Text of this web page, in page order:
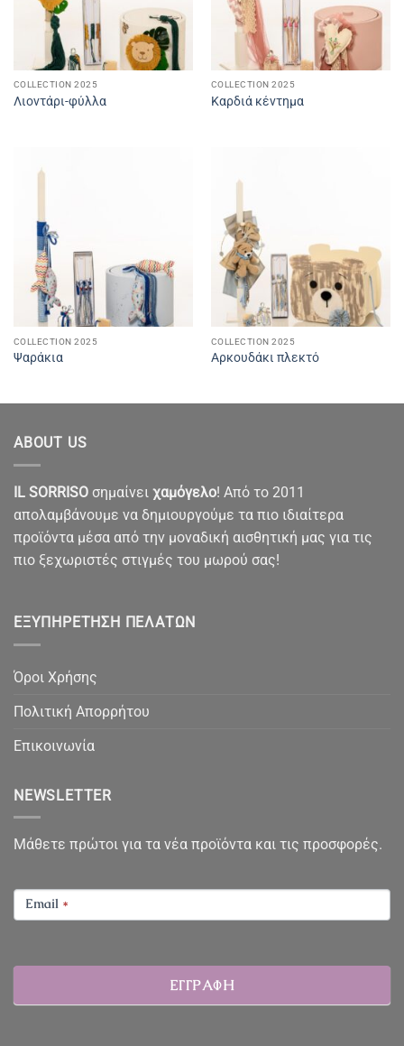
COLLECTION 2025
Λιοντάρι-φύλλα
COLLECTION 2025
Καρδιά κέντημα
COLLECTION 2025
Ψαράκια
COLLECTION 2025
Αρκουδάκι πλεκτό
ABOUT US
IL SORRISO σημαίνει χαμόγελο! Από το 2011
απολαμβάνουμε να δημιουργούμε τα πιο ιδιαίτερα
προϊόντα μέσα από την μοναδική αισθητική μας για τις
πιο ξεχωριστές στιγμές του μωρού σας!
ΕΞΥΠΗΡΈΤΗΣΗ ΠΕΛΑΤΏΝ
Όροι Χρήσης
Πολιτική Απορρήτου
Επικοινωνία
NEWSLETTER
Μάθετε πρώτοι για τα νέα προϊόντα και τις προσφορές.
NEWSLETTER
Email *
ΕΓΓΡΑΦΗ